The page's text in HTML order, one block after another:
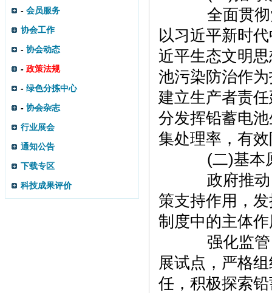
- 会员服务
协会工作
- 协会动态
- 政策法规
- 绿色分拣中心
- 协会杂志
行业展会
通知公告
下载专区
科技成果评价
全面贯彻
以习近平新时
近平生态文明
池污染防治作
建立生产者责
分发挥铅蓄电
集处理率，有
(二)基本
政府推动
策支持作用，
制度中的主体
强化监管
展试点，严格
任，积极探索